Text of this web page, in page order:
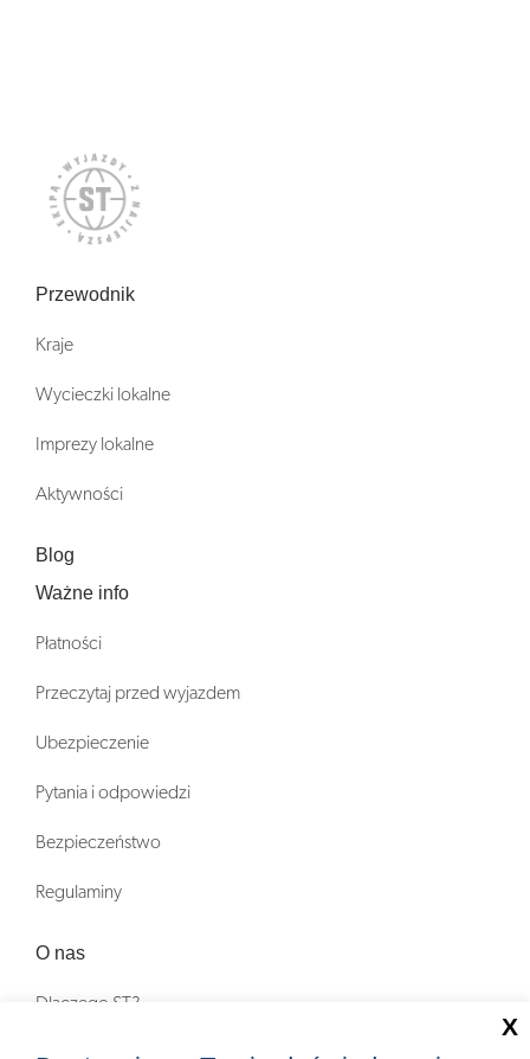
Przewodnik
Kraje
Wycieczki lokalne
Imprezy lokalne
Aktywności
Blog
Ważne info
Płatności
Przeczytaj przed wyjazdem
Ubezpieczenie
Pytania i odpowiedzi
Bezpieczeństwo
Regulaminy
O nas
Dlaczego ST?
Zostań Pilotem wycieczek!
X